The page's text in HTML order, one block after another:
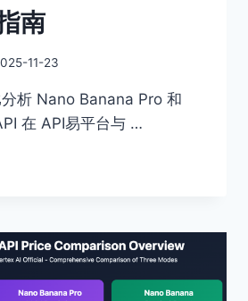
南
11-23
析 Nano Banana Pro 和
在 API易平台与 …